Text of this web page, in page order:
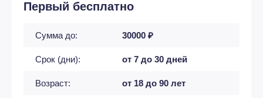
Первый бесплатно
Сумма до: 30000 ₽
Срок (дни): от 7 до 30 дней
Возраст: от 18 до 90 лет